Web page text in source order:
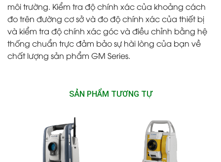
môi trường. Kiểm tra độ chính xác của khoảng cách
đo trên đường cơ sở và đo độ chính xác của thiết bị
và kiểm tra độ chính xác góc và điều chỉnh bằng hệ
thống chuẩn trực đảm bảo sự hài lòng của bạn về
chất lượng sản phẩm GM Series.
SẢN PHẨM TƯƠNG TỰ